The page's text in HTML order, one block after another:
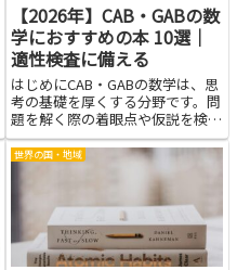
【2026年】CAB・GABの数
学におすすめの本 10選｜
適性検査に備える
はじめにCAB・GABの数学は、思
考の基礎を厚くする分野です。問
題を解く際の着眼点や仮説を検証
する手順を学ぶと、学習全般や実
務にも役立つ力が身につきます。
図形の発想や論理の組み立て方が
身につけば、複雑な問いにも落ち
着いて取り組む力が育ちます...
世界の国・地域